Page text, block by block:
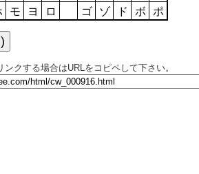
モ ヨ ロ ゴ ゾ ド ボ ポ
クする場合はURLをコピペして下さい。